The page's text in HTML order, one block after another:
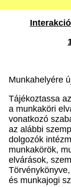
Munkahelyére
Tájékoztassa
a munkaköri
vonatkozó
az alábbi
dolgozók
munkakörök,
elvárások,
és munkajogi